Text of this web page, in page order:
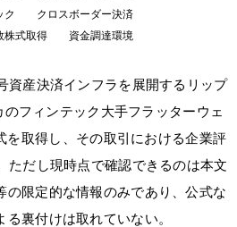
ク
クロスボーダー決済
株式取得 資金調達環境
資産決済インフラを展開するリップ
フィンテック大手フラッターウェ
を取得し、その取引における企業評
ただし現時点で確認できるのは本文
の限定的な情報のみであり、公式な
裏付けは取れていない。